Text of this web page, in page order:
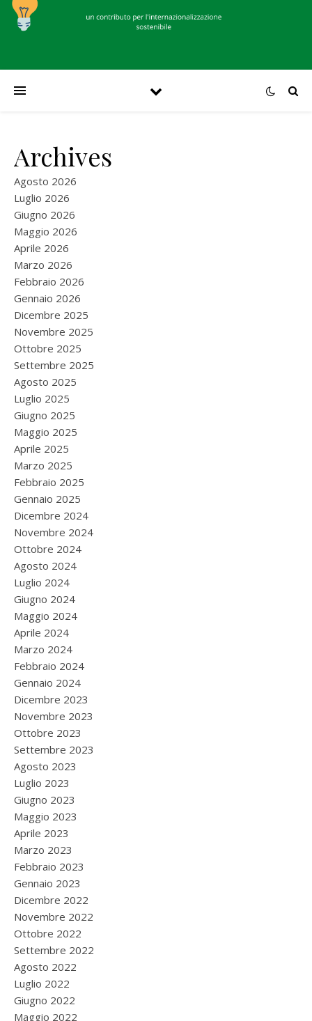
Archives
Agosto 2026
Luglio 2026
Giugno 2026
Maggio 2026
Aprile 2026
Marzo 2026
Febbraio 2026
Gennaio 2026
Dicembre 2025
Novembre 2025
Ottobre 2025
Settembre 2025
Agosto 2025
Luglio 2025
Giugno 2025
Maggio 2025
Aprile 2025
Marzo 2025
Febbraio 2025
Gennaio 2025
Dicembre 2024
Novembre 2024
Ottobre 2024
Agosto 2024
Luglio 2024
Giugno 2024
Maggio 2024
Aprile 2024
Marzo 2024
Febbraio 2024
Gennaio 2024
Dicembre 2023
Novembre 2023
Ottobre 2023
Settembre 2023
Agosto 2023
Luglio 2023
Giugno 2023
Maggio 2023
Aprile 2023
Marzo 2023
Febbraio 2023
Gennaio 2023
Dicembre 2022
Novembre 2022
Ottobre 2022
Settembre 2022
Agosto 2022
Luglio 2022
Giugno 2022
Maggio 2022